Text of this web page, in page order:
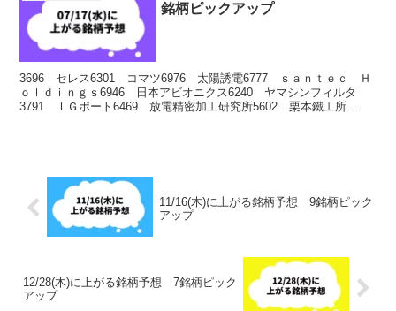
銘柄ピックアップ
3696 セレス6301 コマツ6976 太陽誘電6777 ｓａｎｔｅｃ Ｈ
ｏｌｄｉｎｇｓ6946 日本アビオニクス6240 ヤマシンフィルタ
3791 ＩＧポート6469 放電精密加工研究所5602 栗本鐵工所
11/16(木)に上がる銘柄予想 9銘柄ピック
アップ
12/28(木)に上がる銘柄予想 7銘柄ピック
アップ